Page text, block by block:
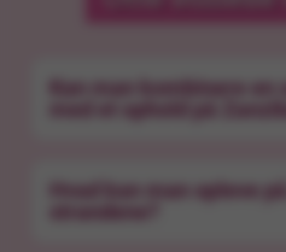
Kan man kombinere en
med et ophold på
Hvad kan man opleve